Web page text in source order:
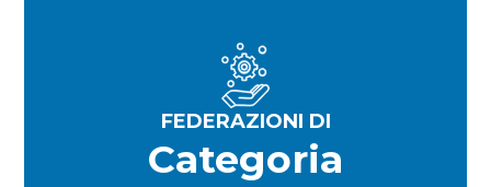
FEDERAZIONI DI
Categoria